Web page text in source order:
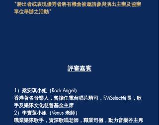
*勝出者或表現優秀者將有機會被邀請參與演出主辦及協辦
單位舉辦之活動*
評審嘉賓
1）梁安琪小姐（Rock Angel）
香港著名音樂人，曾擔任電台唱片騎司，FMSelect台長，歌
手及樂隊文化慈善基金主席
2）李寶蓮小姐（Venus 老師）
職業樂隊歌手，資深歌唱老師，職業司儀，動力音樂谷主席